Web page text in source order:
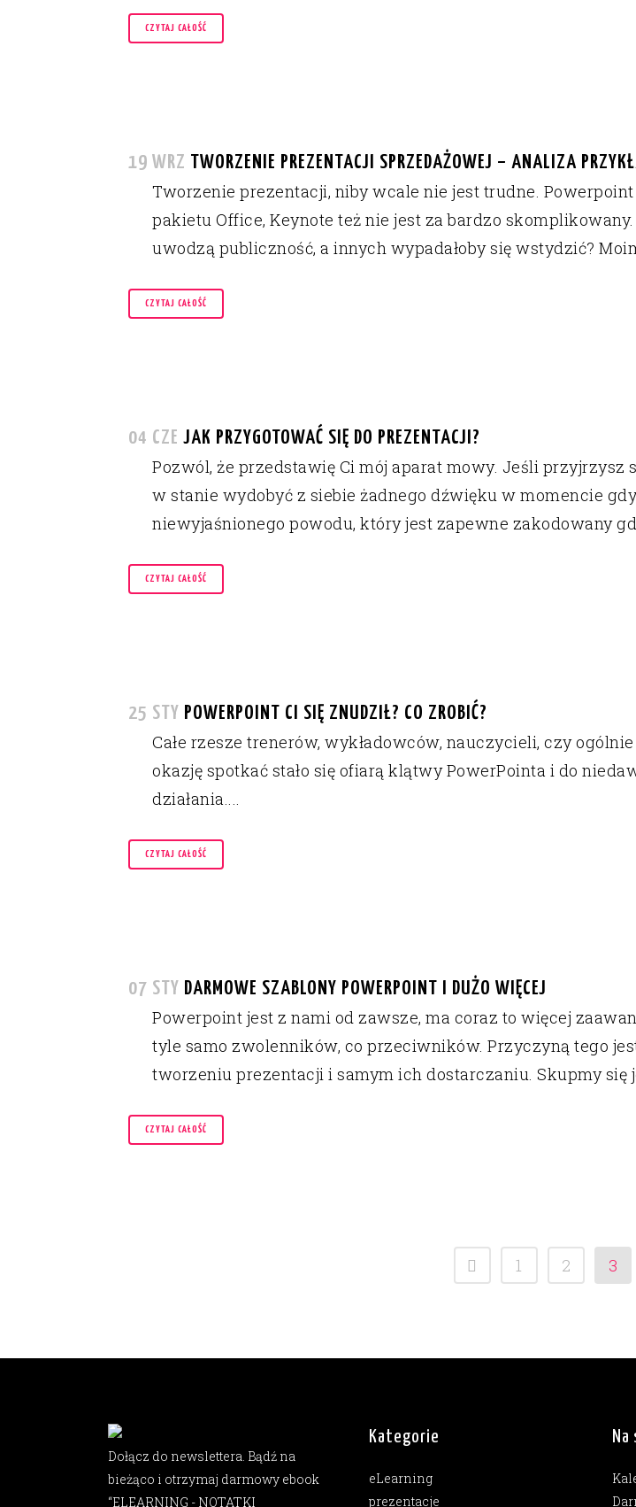
CZYTAJ CAŁOŚĆ
19 WRZ TWORZENIE PREZENTACJI SPRZEDAŻOWEJ – ANALIZA
Tworzenie prezentacji, niby wcale nie jest trudne.
pakietu Office, Keynote też nie jest za bardzo
uwodzą publiczność, a innych wypadałoby się wstydzić?
CZYTAJ CAŁOŚĆ
04 CZE JAK PRZYGOTOWAĆ SIĘ DO PREZENTACJI?
Pozwól, że przedstawię Ci mój aparat mowy. Jeśli
w stanie wydobyć z siebie żadnego dźwięku w momencie
niewyjaśnionego powodu, który jest zapewne zakodowany
CZYTAJ CAŁOŚĆ
25 STY POWERPOINT CI SIĘ ZNUDZIŁ? CO ZROBIĆ?
Całe rzesze trenerów, wykładowców, nauczycieli, czy
okazję spotkać stało się ofiarą klątwy PowerPointa i do
działania....
CZYTAJ CAŁOŚĆ
07 STY DARMOWE SZABLONY POWERPOINT I DUŻO WIĘCEJ
Powerpoint jest z nami od zawsze, ma coraz to więcej
tyle samo zwolenników, co przeciwników. Przyczyną tego
tworzeniu prezentacji i samym ich dostarczaniu. Skupmy się
CZYTAJ CAŁOŚĆ
1 2 3
Dołącz do newslettera. Bądź na
bieżąco i otrzymaj darmowy ebook
“ELEARNING - NOTATKI
Kategorie
eLearning
prezentacje